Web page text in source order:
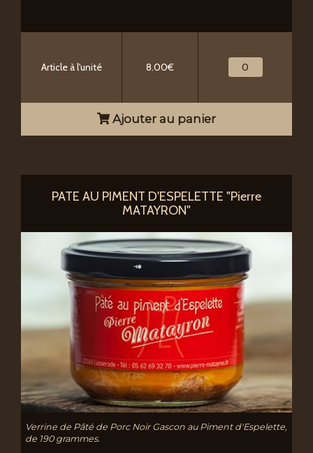
Article à l'unité 8.00€
Ajouter au panier
PATE AU PIMENT D'ESPELETTE "Pierre
MATAYRON"
Verrine de Pâté de Porc Noir Gascon au Piment d'Espelette,
de 190 grammes.